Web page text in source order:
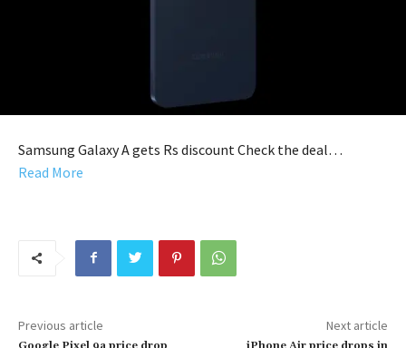
Samsung Galaxy A gets Rs discount Check the deal…
Read More
Previous article Next article